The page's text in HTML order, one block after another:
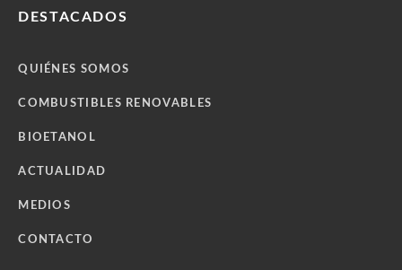
DESTACADOS
QUIÉNES SOMOS
COMBUSTIBLES RENOVABLES
BIOETANOL
ACTUALIDAD
MEDIOS
CONTACTO